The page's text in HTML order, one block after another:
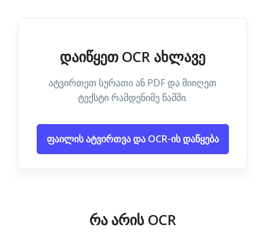
დაიწყეთ OCR ახლავე
ატვირთეთ სურათი ან PDF და მიიღეთ
ტექსტი რამდენიმე წამში.
ფაილის ატვირთვა და OCR-ის დაწყება
რა არის OCR